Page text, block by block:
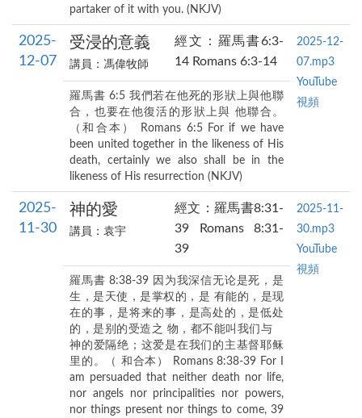
partaker of it with you. (NKJV)
2025-
12-07
受浸的意義
講員：馮偉牧師
經文：羅馬書6:3-
14 Romans 6:3-14
2025-12-
07.mp3
YouTube
視頻
羅馬書 6:5 我們若在他死的形狀上與他聯
合，也要在他復活的形狀上與 他聯合。
（和合本） Romans 6:5 For if we have
been united together in the likeness of His
death, certainly we also shall be in the
likeness of His resurrection (NKJV)
2025-
11-30
神的愛
講員：袁宇
經文：羅馬書8:31-
39 Romans 8:31-
39
2025-11-
30.mp3
YouTube
視頻
羅馬書 8:38-39 因为我深信无论是死，是
生，是天使，是掌权的，是 有能的，是现
在的事，是将来的事，是高处的，是低处
的，是别的受造之 物，都不能叫我们与
神的爱隔绝；这爱是在我们的主基督耶稣
里的。（ 和合本） Romans 8:38-39 For I
am persuaded that neither death nor life,
nor angels nor principalities nor powers,
nor things present nor things to come, 39